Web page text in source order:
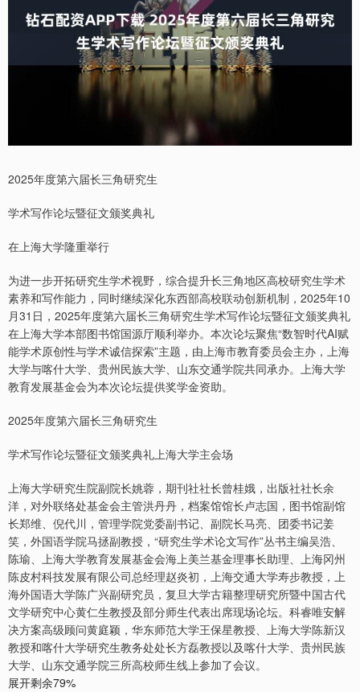
2025年度第六届长三角研究生
学术写作论坛暨征文颁奖典礼
在上海大学隆重举行
为进一步开拓研究生学术视野，综合提升长三角地区高校研究生学术
素养和写作能力，同时继续深化东西部高校联动创新机制，2025年10
月31日，2025年度第六届长三角研究生学术写作论坛暨征文颁奖典礼
在上海大学本部图书馆国源厅顺利举办。本次论坛聚焦“数智时代AI赋
能学术原创性与学术诚信探索”主题，由上海市教育委员会主办，上海
大学与喀什大学、贵州民族大学、山东交通学院共同承办。上海大学
教育发展基金会为本次论坛提供奖学金资助。
2025年度第六届长三角研究生
学术写作论坛暨征文颁奖典礼上海大学主会场
上海大学研究生院副院长姚蓉，期刊社社长曾桂娥，出版社社长余
洋，对外联络处基金会主管洪丹丹，档案馆馆长卢志国，图书馆副馆
长郑维、倪代川，管理学院党委副书记、副院长马亮、团委书记姜
笑，外国语学院马拯副教授，“研究生学术论文写作”丛书主编吴浩、
陈瑜、上海大学教育发展基金会海上美兰基金理事长助理、上海冈州
陈皮村科技发展有限公司总经理赵炎初，上海交通大学寿步教授，上
海外国语大学陈广兴副研究员，复旦大学古籍整理研究所暨中国古代
文学研究中心黄仁生教授及部分师生代表出席现场论坛。科睿唯安解
决方案高级顾问黄庭颖，华东师范大学王保星教授、上海大学陈新汉
教授和喀什大学研究生教务处处长方磊教授以及喀什大学、贵州民族
大学、山东交通学院三所高校师生线上参加了会议。
展开剩余79%